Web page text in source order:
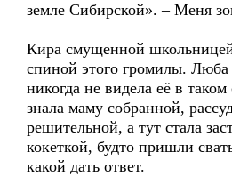
земле Сибирской». – Меня
Кира смущенной школьницей
спиной этого громилы.
никогда не видела её в
знала маму собранной,
решительной, а тут стала
кокеткой, будто пришли
какой дать ответ.